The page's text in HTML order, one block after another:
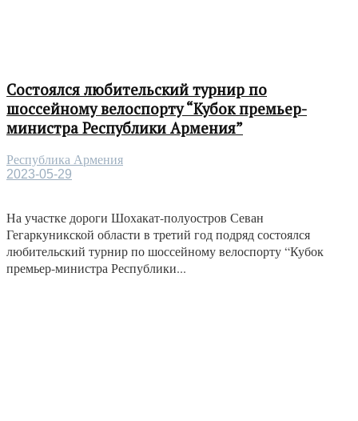
Состоялся любительский турнир по
шоссейному велоспорту “Кубок премьер-
министра Республики Армения”
Республика Армения
2023-05-29
На участке дороги Шохакат-полуостров Севан
Гегаркуникской области в третий год подряд состоялся
любительский турнир по шоссейному велоспорту “Кубок
премьер-министра Республики...